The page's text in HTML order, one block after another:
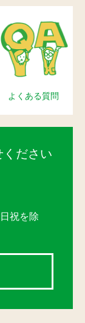
よくある質問
ください
祝を除